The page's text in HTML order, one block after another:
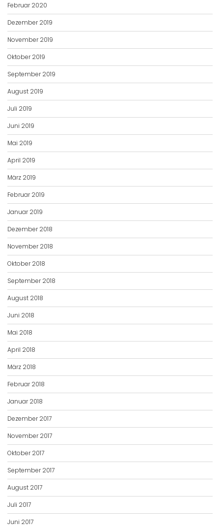
Februar 2020
Dezember 2019
November 2019
Oktober 2019
September 2019
August 2019
Juli 2019
Juni 2019
Mai 2019
April 2019
März 2019
Februar 2019
Januar 2019
Dezember 2018
November 2018
Oktober 2018
September 2018
August 2018
Juni 2018
Mai 2018
April 2018
März 2018
Februar 2018
Januar 2018
Dezember 2017
November 2017
Oktober 2017
September 2017
August 2017
Juli 2017
Juni 2017